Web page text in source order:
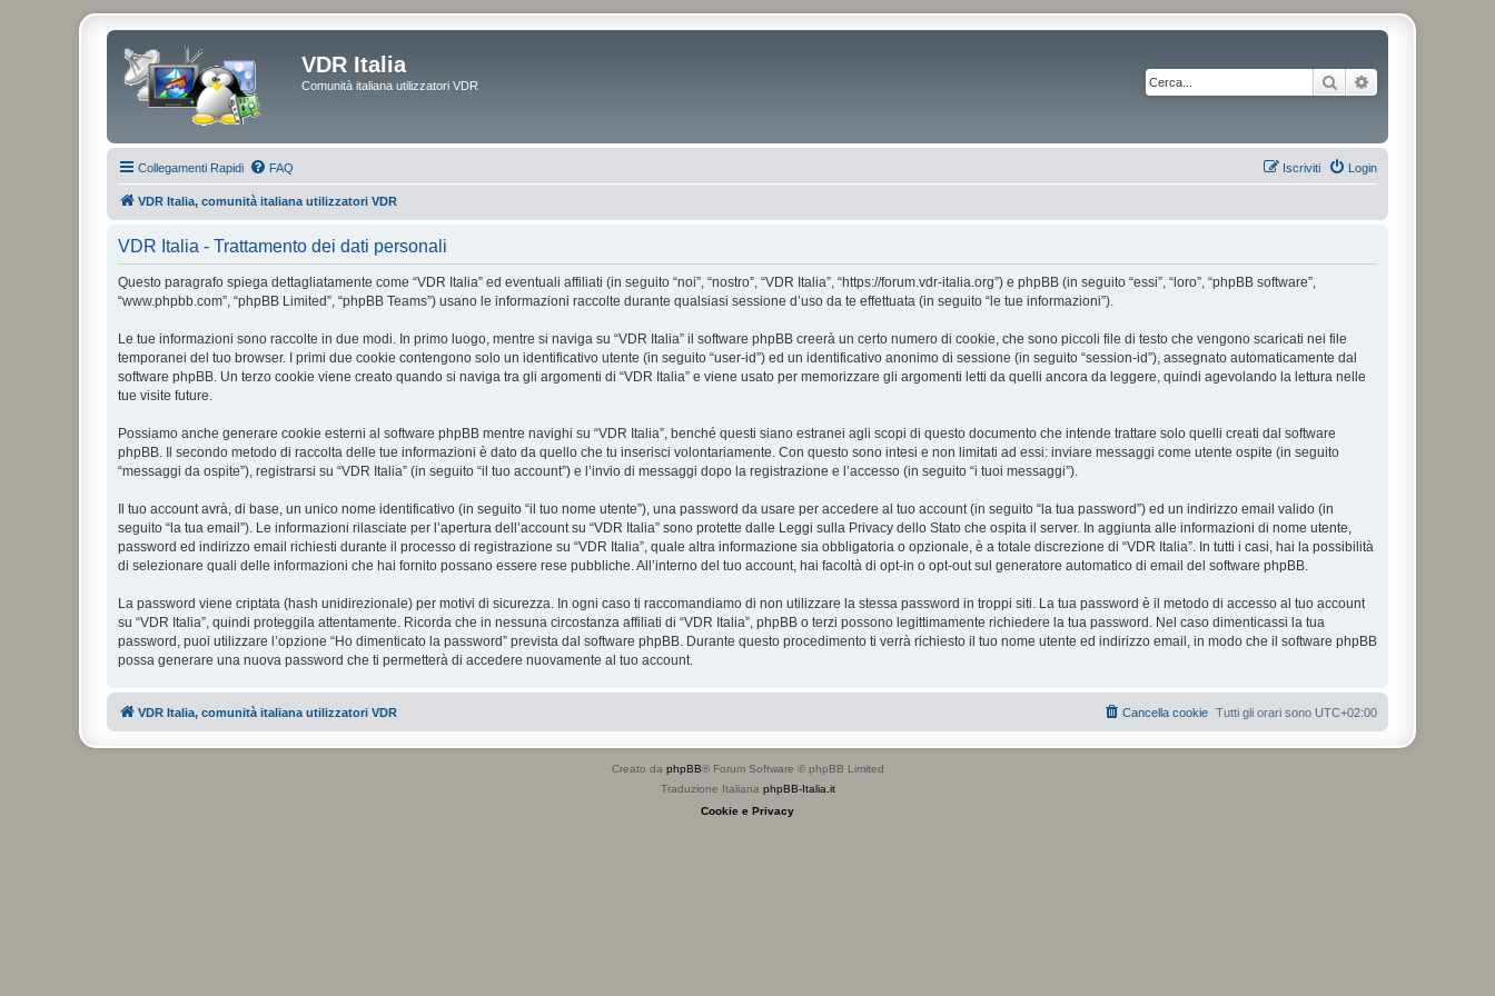
VDR Italia
Comunità italiana utilizzatori VDR Cerca
Collegamenti Rapidi FAQ Login
Iscriviti
VDR Italia, comunità italiana utilizzatori VDR
VDR Italia - Trattamento dei dati personali
Questo paragrafo spiega dettagliatamente come “VDR Italia” ed eventuali affiliati (in seguito “noi”, “nostro”, “VDR Italia”, “https://forum.vdr-italia.org”) e phpBB (in seguito “essi”, “loro”, “phpBB software”,
“www.phpbb.com”, “phpBB Limited”, “phpBB Teams”) usano le informazioni raccolte durante qualsiasi sessione d’uso da te effettuata (in seguito “le tue informazioni”).
Le tue informazioni sono raccolte in due modi. In primo luogo, mentre si naviga su “VDR Italia” il software phpBB creerà un certo numero di cookie, che sono piccoli file di testo che vengono scaricati nei file
temporanei del tuo browser. I primi due cookie contengono solo un identificativo utente (in seguito “user-id”) ed un identificativo anonimo di sessione (in seguito “session-id”), assegnato automaticamente dal
software phpBB. Un terzo cookie viene creato quando si naviga tra gli argomenti di “VDR Italia” e viene usato per memorizzare gli argomenti letti da quelli ancora da leggere, quindi agevolando la lettura nelle
tue visite future.
Possiamo anche generare cookie esterni al software phpBB mentre navighi su “VDR Italia”, benché questi siano estranei agli scopi di questo documento che intende trattare solo quelli creati dal software
phpBB. Il secondo metodo di raccolta delle tue informazioni è dato da quello che tu inserisci volontariamente. Con questo sono intesi e non limitati ad essi: inviare messaggi come utente ospite (in seguito
“messaggi da ospite”), registrarsi su “VDR Italia” (in seguito “il tuo account”) e l’invio di messaggi dopo la registrazione e l’accesso (in seguito “i tuoi messaggi”).
Il tuo account avrà, di base, un unico nome identificativo (in seguito “il tuo nome utente”), una password da usare per accedere al tuo account (in seguito “la tua password”) ed un indirizzo email valido (in
seguito “la tua email”). Le informazioni rilasciate per l’apertura dell’account su “VDR Italia” sono protette dalle Leggi sulla Privacy dello Stato che ospita il server. In aggiunta alle informazioni di nome utente,
password ed indirizzo email richiesti durante il processo di registrazione su “VDR Italia”, quale altra informazione sia obbligatoria o opzionale, è a totale discrezione di “VDR Italia”. In tutti i casi, hai la possibilità
di selezionare quali delle informazioni che hai fornito possano essere rese pubbliche. All’interno del tuo account, hai facoltà di opt-in o opt-out sul generatore automatico di email del software phpBB.
La password viene criptata (hash unidirezionale) per motivi di sicurezza. In ogni caso ti raccomandiamo di non utilizzare la stessa password in troppi siti. La tua password è il metodo di accesso al tuo account
su “VDR Italia”, quindi proteggila attentamente. Ricorda che in nessuna circostanza affiliati di “VDR Italia”, phpBB o terzi possono legittimamente richiedere la tua password. Nel caso dimenticassi la tua
password, puoi utilizzare l’opzione “Ho dimenticato la password” prevista dal software phpBB. Durante questo procedimento ti verrà richiesto il tuo nome utente ed indirizzo email, in modo che il software phpBB
possa generare una nuova password che ti permetterà di accedere nuovamente al tuo account.
VDR Italia, comunità italiana utilizzatori VDR Tutti gli orari sono UTC+02:00
Cancella cookie
Creato da phpBB® Forum Software © phpBB Limited
Traduzione Italiana phpBB-Italia.it
Cookie e Privacy